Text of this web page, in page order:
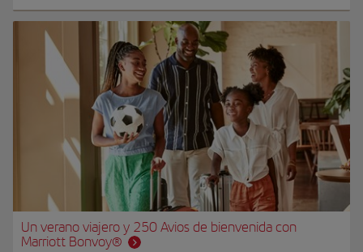
Un verano viajero y 250 Avios de bienvenida con
Marriott Bonvoy®